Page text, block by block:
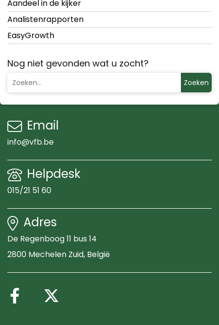
Aandeel in de kijker
Analistenrapporten
EasyGrowth
Nog niet gevonden wat u zocht?
Zoeken
Email
info@vfb.be
Helpdesk
015/21 51 60
Adres
De Regenboog 11 bus 14
2800 Mechelen Zuid, België
Volg ons op Facebook